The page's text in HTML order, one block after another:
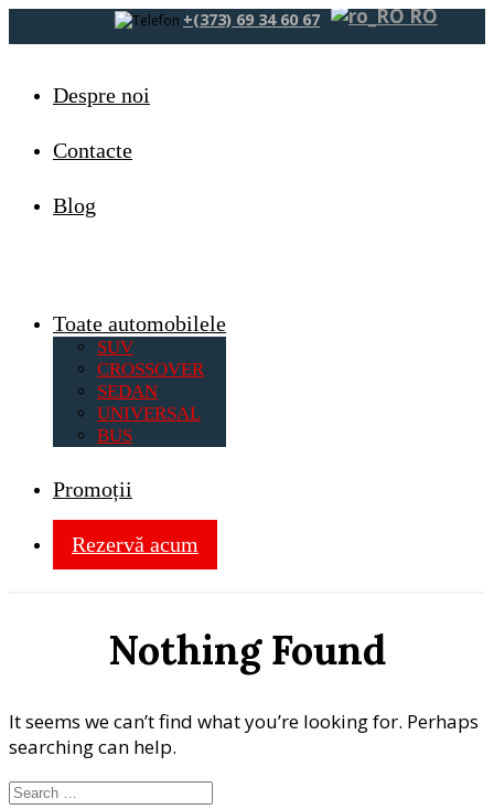
+(373) 69 34 60 67 RO
Despre noi
Contacte
Blog
Toate automobilele
SUV
CROSSOVER
SEDAN
UNIVERSAL
BUS
Promoții
Rezervă acum
Nothing Found
It seems we can’t find what you’re looking for. Perhaps
searching can help.